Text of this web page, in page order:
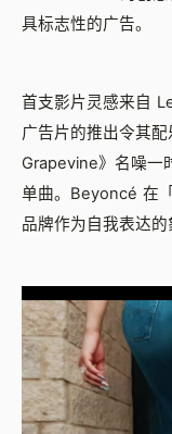
具标志性的广告。
首支影片灵感来自
广告片的推出令其
Grapevine》名噪一
单曲。Beyoncé 在
品牌作为自我表达的